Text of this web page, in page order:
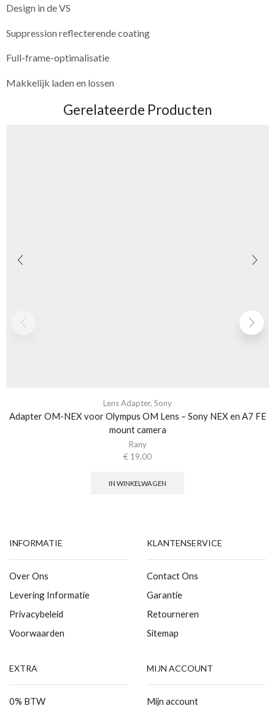
Design in de VS
Suppression reflecterende coating
Full-frame-optimalisatie
Makkelijk laden en lossen
Gerelateerde Producten
Lens Adapter, Sony
Adapter OM-NEX voor Olympus OM Lens – Sony NEX en A7 FE
mount camera
Rany
€ 19,00
IN WINKELWAGEN
INFORMATIE
Over Ons
Levering Informatie
Privacybeleid
Voorwaarden
KLANTENSERVICE
Contact Ons
Garantie
Retourneren
Sitemap
EXTRA
0% BTW
MIJN ACCOUNT
Mijn account